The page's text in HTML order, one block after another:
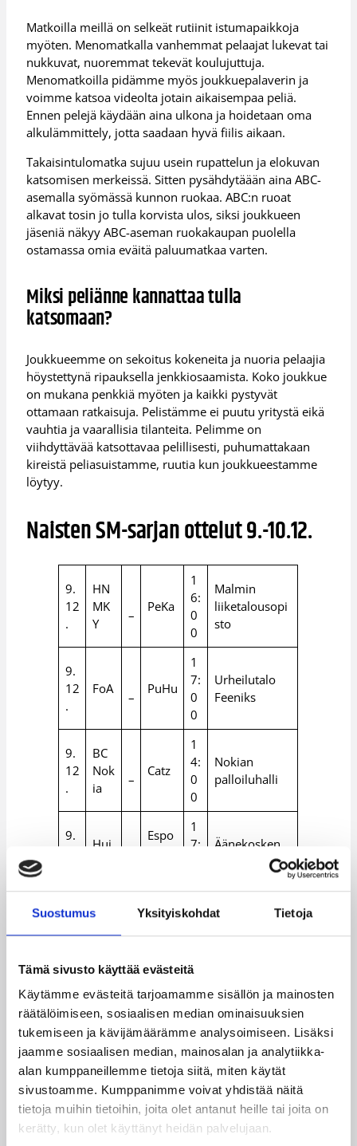
Suostumus Yksityiskohdat Tietoja
Tämä sivusto käyttää evästeitä
Käytämme evästeitä tarjoamamme sisällön ja mainosten
räätälöimiseen, sosiaalisen median ominaisuuksien
tukemiseen ja kävijämäärämme analysoimiseen. Lisäksi
jaamme sosiaalisen median, mainosalan ja analytiikka-
alan kumppaneillemme tietoja siitä, miten käytät
sivustoamme. Kumppanimme voivat yhdistää näitä
tietoja muihin tietoihin, joita olet antanut heille tai joita on
kerätty, kun olet käyttänyt heidän palvelujaan.
Matkoilla meillä on selkeät rutiinit istumapaikkoja
myöten. Menomatkalla vanhemmat pelaajat lukevat tai
nukkuvat, nuoremmat tekevät koulujuttuja.
Menomatkoilla pidämme myös joukkuepalaverin ja
voimme katsoa videolta jotain aikaisempaa peliä.
Ennen pelejä käydään aina ulkona ja hoidetaan oma
alkulämmittely, jotta saadaan hyvä fiilis aikaan.
Takaisintulomatka sujuu usein rupattelun ja elokuvan
katsomisen merkeissä. Sitten pysähdytäään aina ABC-
asemalla syömässä kunnon ruokaa. ABC:n ruoat
alkavat tosin jo tulla korvista ulos, siksi joukkueen
jäseniä näkyy ABC-aseman ruokakaupan puolella
ostamassa omia eväitä paluumatkaa varten.
Miksi peliänne kannattaa tulla
katsomaan?
Joukkueemme on sekoitus kokeneita ja nuoria pelaajia
höystettynä ripauksella jenkkiosaamista. Koko joukkue
on mukana penkkiä myöten ja kaikki pystyvät
ottamaan ratkaisuja. Pelistämme ei puutu yritystä eikä
vauhtia ja vaarallisia tilanteita. Pelimme on
viihdyttävää katsottavaa pelillisesti, puhumattakaan
kireistä peliasuistamme, ruutia kun joukkueestamme
löytyy.
Naisten SM-sarjan ottelut 9.-10.12.
9.
12
.
HN
MK
Y
–
PeKa
1
6:
0
0
Malmin
liiketalousopi
sto
9.
12
.
FoA
–
PuHu
1
7:
0
0
Urheilutalo
Feeniks
9.
12
.
BC
Nok
ia
–
Catz
1
4:
0
0
Nokian
palloiluhalli
9.
Hui
Espo
1
7:
Äänekosken
liikuntatalo
2.
HNM
1
4:
0
Lappeenrann
10
.1
2.
PuH
u
–
BC
Noki
a
1
7:
0
0
Myyrmäen
urheilutalo
10
.1
2.
FoA
Huim
1
7:
0
Urheilutalo
Feeniks